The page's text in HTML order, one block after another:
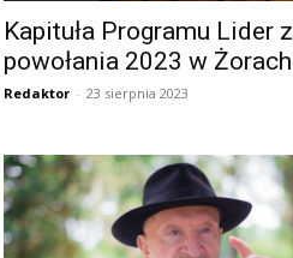
Kapituła Programu Lider z
powołania 2023 w Żorach
Redaktor - 23 sierpnia 2023